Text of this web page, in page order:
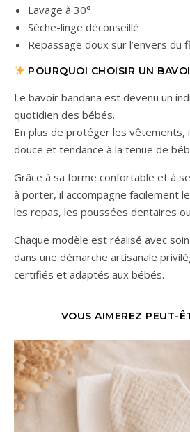
Lavage à 30°
Sèche-linge déconseillé
Repassage doux sur l’envers du
POURQUOI CHOISIR UN
Le bavoir bandana est devenu un
quotidien des bébés.
En plus de protéger les vêtements,
douce et tendance à la tenue de
Grâce à sa forme confortable et à
à porter, il accompagne facilement
les repas, les poussées dentaires
Chaque modèle est réalisé avec
dans une démarche artisanale
certifiés et adaptés aux bébés.
VOUS AIMEREZ PEUT-